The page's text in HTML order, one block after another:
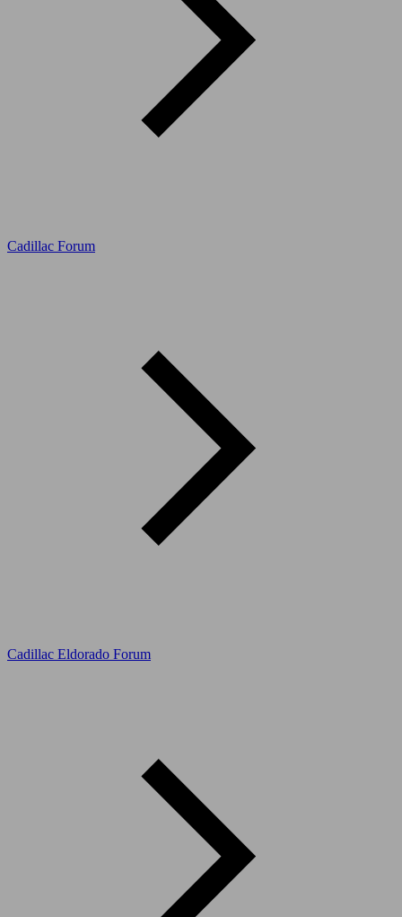
Cadillac Forum
Cadillac Eldorado Forum